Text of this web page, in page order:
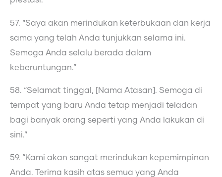
57. “Saya akan merindukan keterbukaan dan kerja
sama yang telah Anda tunjukkan selama ini.
Semoga Anda selalu berada dalam
keberuntungan.”
58. “Selamat tinggal, [Nama Atasan]. Semoga di
tempat yang baru Anda tetap menjadi teladan
bagi banyak orang seperti yang Anda lakukan di
sini.”
59. “Kami akan sangat merindukan kepemimpinan
Anda. Terima kasih atas semua yang Anda